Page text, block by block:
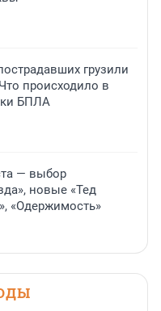
грузили
происходило в
БПЛА
— выбор
новые «Тед
«Одержимость»